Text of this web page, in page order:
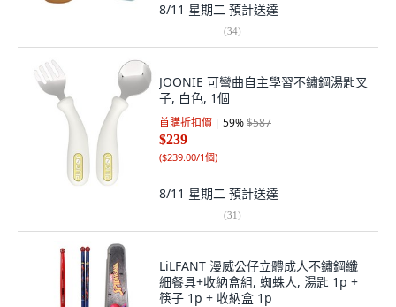
8/11 星期二 預計送達
(34)
JOONIE 可彎曲自主學習不鏽鋼湯匙叉
子, 白色, 1個
首購折扣價 59%$587
$239
($239.00/1個)
8/11 星期二 預計送達
(31)
LiLFANT 漫威公仔立體成人不鏽鋼纖
細餐具+收納盒組, 蜘蛛人, 湯匙 1p +
筷子 1p + 收納盒 1p